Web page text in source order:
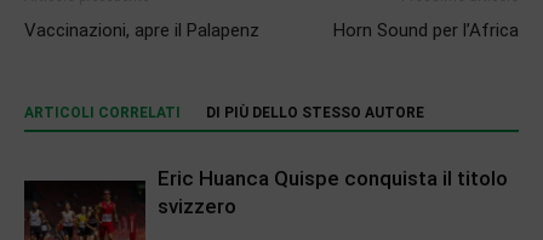
Vaccinazioni, apre il Palapenz Horn Sound per l’Africa
ARTICOLI CORRELATI DI PIÙ DELLO STESSO AUTORE
Eric Huanca Quispe conquista il titolo
svizzero